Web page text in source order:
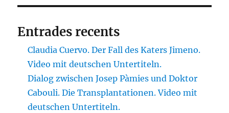
Entrades recents
Claudia Cuervo. Der Fall des Katers Jimeno.
Video mit deutschen Untertiteln.
Dialog zwischen Josep Pàmies und Doktor
Cabouli. Die Transplantationen. Video mit
deutschen Untertiteln.